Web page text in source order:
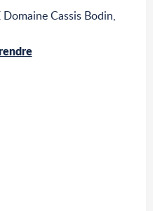
Cassis Bodin,